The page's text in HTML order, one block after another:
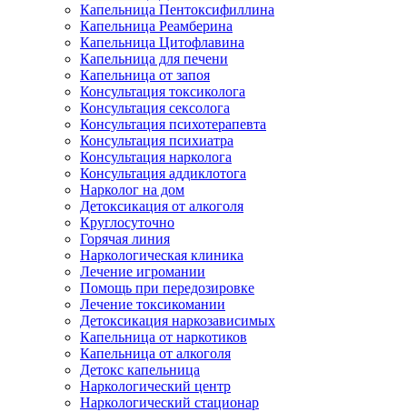
Капельница Пентоксифиллина
Капельница Реамберина
Капельница Цитофлавина
Капельница для печени
Капельница от запоя
Консультация токсиколога
Консультация сексолога
Консультация психотерапевта
Консультация психиатра
Консультация нарколога
Консультация аддиклотога
Нарколог на дом
Детоксикация от алкоголя
Круглосуточно
Горячая линия
Наркологическая клиника
Лечение игромании
Помощь при передозировке
Лечение токсикомании
Детоксикация наркозависимых
Капельница от наркотиков
Капельница от алкоголя
Детокс капельница
Наркологический центр
Наркологический стационар